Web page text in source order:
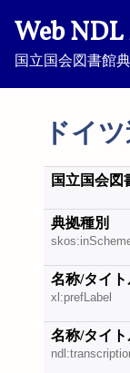
Web
国立国会図書館
ドイ
国立国会図
典拠種別
名称/タイト
xl:prefLabel
名称/タイ